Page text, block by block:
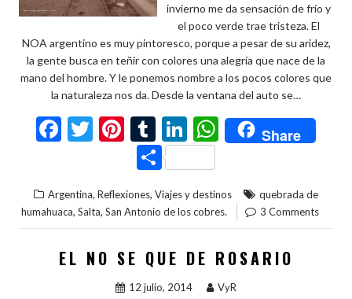
invierno me da sensación de frío y
el poco verde trae tristeza. El
NOA argentino es muy pintoresco, porque a pesar de su aridez,
la gente busca en teñir con colores una alegría que nace de la
mano del hombre. Y le ponemos nombre a los pocos colores que
la naturaleza nos da. Desde la ventana del auto se…
F
b
o
o
T
er
Pi
nt
er
es
t
T
u
m
bl
r
Li
n
ke
dI
n
W
h
s
A
p
p
Share
C
o
m
p
ar
ti
Argentina, Reflexiones, Viajes y destinos
quebrada de
humahuaca, Salta, San Antonio de los cobres. 3 Comments
EL NO SE QUE DE ROSARIO
12 julio, 2014 VyR